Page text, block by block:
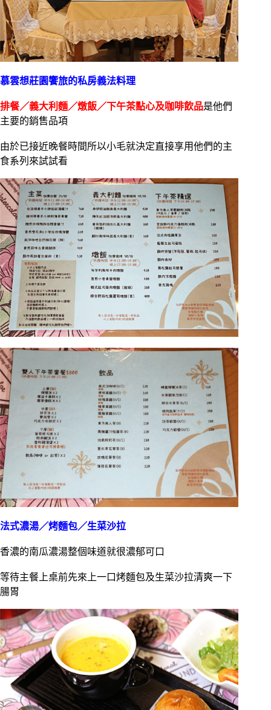
慕雲想莊園饗旅的私房義法料理
排餐／義大利麵／燉飯／下午茶點心及咖啡飲品是他們
主要的銷售品項
由於已接近晚餐時間所以小毛就決定直接享用他們的主
食系列來試試看
法式濃湯／烤麵包／生菜沙拉
香濃的南瓜濃湯整個味道就很濃郁可口
等待主餐上桌前先來上一口烤麵包及生菜沙拉清爽一下
腸胃